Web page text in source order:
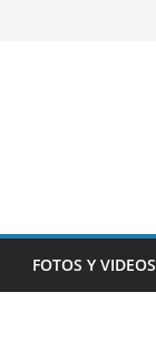
FOTOS Y VIDEOS